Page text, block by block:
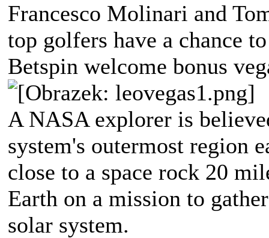
Francesco Molinari and
top golfers have a chance
Betspin welcome bonus
A NASA explorer is
system's outermost region
close to a space rock 20
Earth on a mission to
solar system.